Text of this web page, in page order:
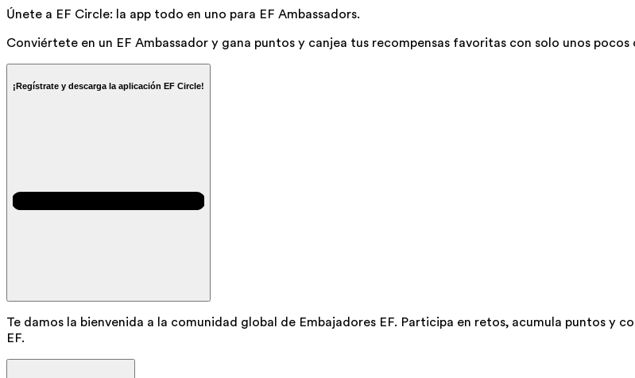
Únete a EF Circle: la app todo en uno para EF Ambassadors.
Conviértete en un EF Ambassador y gana puntos y canjea tus recompensas favoritas con solo unos pocos
¡Regístrate y descarga la aplicación EF Circle!
Te damos la bienvenida a la comunidad global de Embajadores EF. Participa en retos, acumula puntos y
EF.